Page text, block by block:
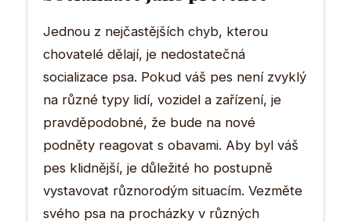
Jednou z nejčastějších chyb, kterou
chovatelé dělají, je nedostatečná
socializace psa. Pokud váš pes není zvyklý
na různé typy lidí, vozidel a zařízení, je
pravděpodobné, že bude na nové
podněty reagovat s obavami. Aby byl váš
pes klidnější, je důležité ho postupně
vystavovat různorodým situacím. Vezměte
svého psa na procházky v různých